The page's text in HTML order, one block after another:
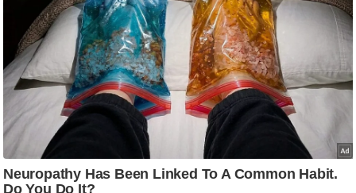
स
मी
क्षा
r
a
k